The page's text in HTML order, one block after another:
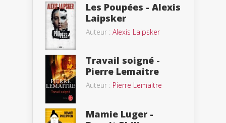
Les Poupées - Alexis
Laipsker
Auteur : Alexis Laipsker
Travail soigné -
Pierre Lemaitre
Auteur : Pierre Lemaitre
Mamie Luger -